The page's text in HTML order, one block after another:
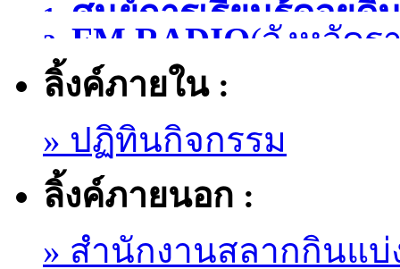
1. ศูนย์การเรียนรู้ดอยดิ
2. FM RADIO(จังหวัดร
ลิ้งค์ภายใน :
» ปฏิทินกิจกรรม
ลิ้งค์ภายนอก :
» สำนักงานสลากกินแบ่